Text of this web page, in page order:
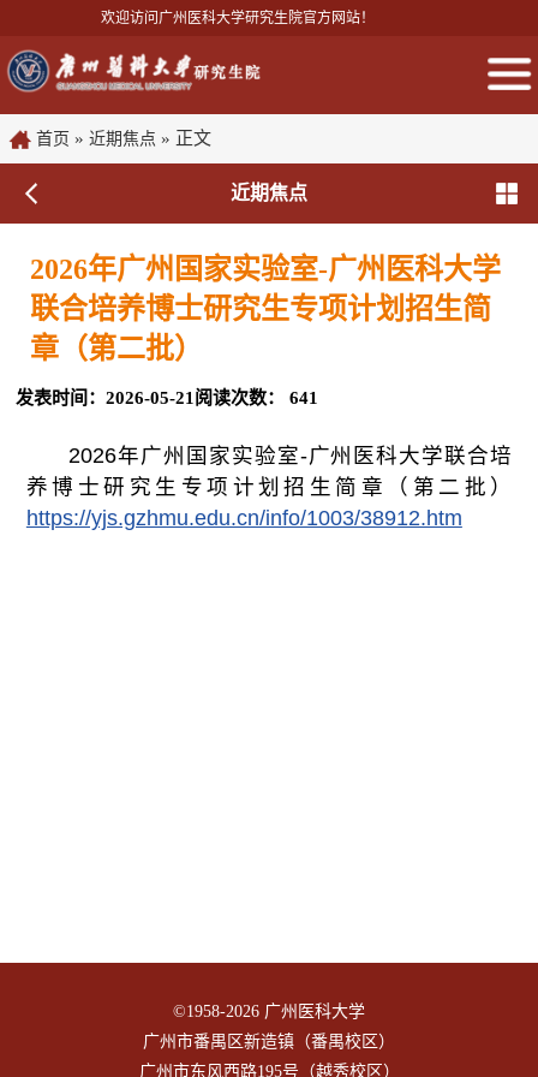
欢迎访问广州医科大学研究生院官方网站！
首页 » 近期焦点 » 正文
近期焦点
​2026年广州国家实验室-广州医科大学
联合培养博士研究生专项计划招生简
章（第二批）
发表时间：2026-05-21 阅读次数：641
2026年广州国家实验室-广州医科大学联合培
养博士研究生专项计划招生简章（第二批）
https://yjs.gzhmu.edu.cn/info/1003/38912.htm
©1958-2026 广州医科大学
广州市番禺区新造镇（番禺校区）
广州市东风西路195号（越秀校区）